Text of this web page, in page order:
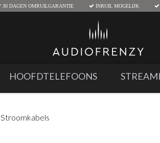
30 DAGEN OMRUILGARANTIE INRUIL MOGELIJK
HOOFDTELEFOONS
Stroomkabels